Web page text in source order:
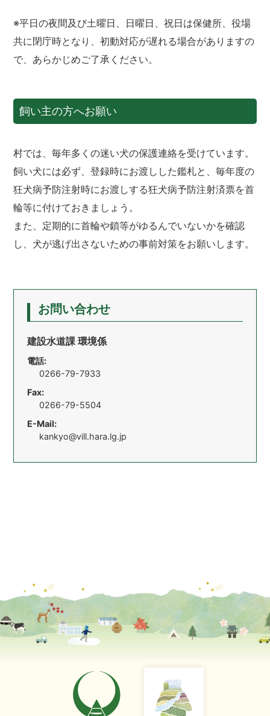
※平日の夜間及び土曜日、日曜日、祝日は保健所、役場
共に閉庁時となり、初動対応が遅れる場合がありますの
で、あらかじめご了承ください。
飼い主の方へお願い
村では、毎年多くの迷い犬の保護連絡を受けています。
飼い犬には必ず、登録時にお渡しした鑑札と、毎年度の
狂犬病予防注射時にお渡しする狂犬病予防注射済票を首
輪等に付けておきましょう。
また、定期的に首輪や鎖等がゆるんでいないかを確認
し、犬が逃げ出さないための事前対策をお願いします。
お問い合わせ
建設水道課 環境係
電話:
0266-79-7933
Fax:
0266-79-5504
E-Mail:
kankyo@vill.hara.lg.jp